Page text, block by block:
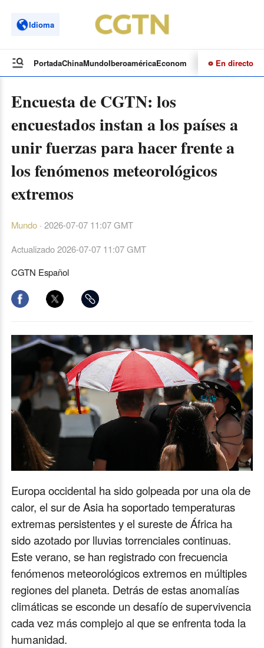
Idioma
PortadaChinaMundoIberoaméricaEconomía CulturaDeportes
En directo
Encuesta de CGTN: los
encuestados instan a los países a
unir fuerzas para hacer frente a
los fenómenos meteorológicos
extremos
Mundo· 2026-07-07 11:07 GMT
Actualizado2026-07-07 11:07 GMT
CGTN Español
Europa occidental ha sido golpeada por una ola de
calor, el sur de Asia ha soportado temperaturas
extremas persistentes y el sureste de África ha
sido azotado por lluvias torrenciales continuas.
Este verano, se han registrado con frecuencia
fenómenos meteorológicos extremos en múltiples
regiones del planeta. Detrás de estas anomalías
climáticas se esconde un desafío de supervivencia
cada vez más complejo al que se enfrenta toda la
humanidad.